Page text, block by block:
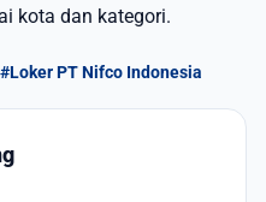
kota dan kategori.
#Loker PT Nifco Indonesia